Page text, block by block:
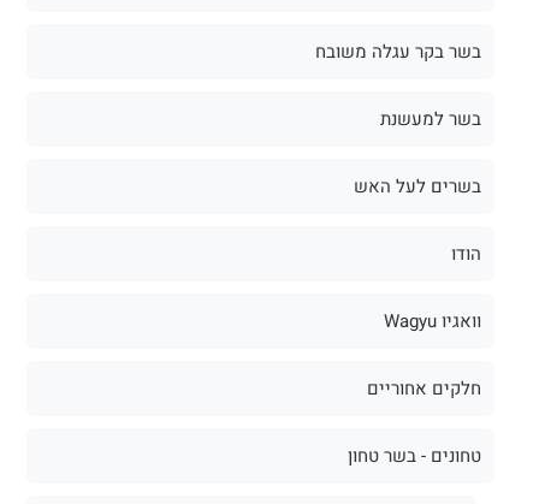
בשר בקר עגלה משובח
בשר למעשנת
בשרים לעל האש
הודו
וואגיו Wagyu
חלקים אחוריים
טחונים - בשר טחון